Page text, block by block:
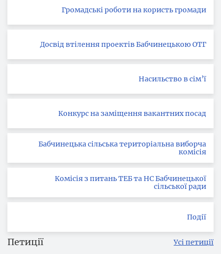
Громадські роботи на користь громади
Досвід втілення проектів Бабчинецькою ОТГ
Насильство в сім’ї
Конкурс на заміщення вакантних посад
Бабчинецька сільська територіальна виборча
комісія
Комісія з питань ТЕБ та НС Бабчинецької
сільської ради
Події
Петиції Усі петиції